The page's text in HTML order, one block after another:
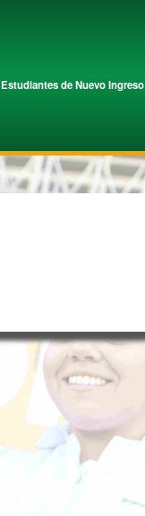
Estudiantes de Nuevo Ingreso